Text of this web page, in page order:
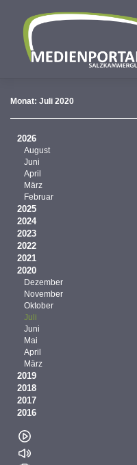
springen
Monat: Juli 2020
2026
August
Juni
April
März
Februar
2025
2024
2023
2022
2021
2020
Dezember
November
Oktober
Juli
Juni
Mai
April
März
2019
2018
2017
2016